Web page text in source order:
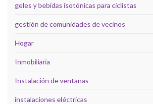
geles y bebidas isotónicas para ciclistas
gestión de comunidades de vecinos
Hogar
Inmobiliaria
Instalación de ventanas
instalaciones eléctricas